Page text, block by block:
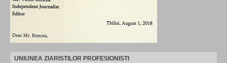
UNIUNEA ZIARISTILOR PROFESIONISTI